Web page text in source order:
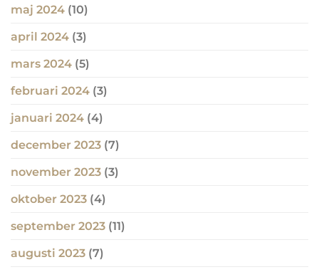
maj 2024 (10)
april 2024 (3)
mars 2024 (5)
februari 2024 (3)
januari 2024 (4)
december 2023 (7)
november 2023 (3)
oktober 2023 (4)
september 2023 (11)
augusti 2023 (7)